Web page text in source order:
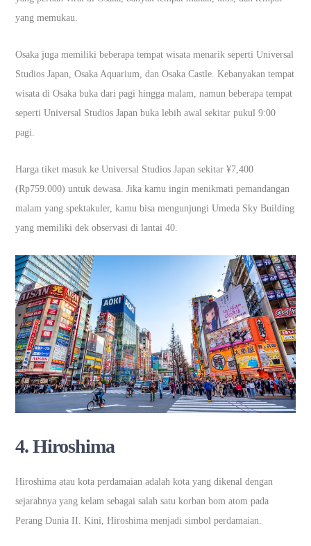
yang memukau.
Osaka juga memiliki beberapa tempat wisata menarik seperti Universal
Studios Japan, Osaka Aquarium, dan Osaka Castle. Kebanyakan tempat
wisata di Osaka buka dari pagi hingga malam, namun beberapa tempat
seperti Universal Studios Japan buka lebih awal sekitar pukul 9:00
pagi.
Harga tiket masuk ke Universal Studios Japan sekitar ¥7,400
(Rp759.000) untuk dewasa. Jika kamu ingin menikmati pemandangan
malam yang spektakuler, kamu bisa mengunjungi Umeda Sky Building
yang memiliki dek observasi di lantai 40.
4.Hiroshima
Hiroshima atau kota perdamaian adalah kota yang dikenal dengan
sejarahnya yang kelam sebagai salah satu korban bom atom pada
Perang Dunia II. Kini, Hiroshima menjadi simbol perdamaian.